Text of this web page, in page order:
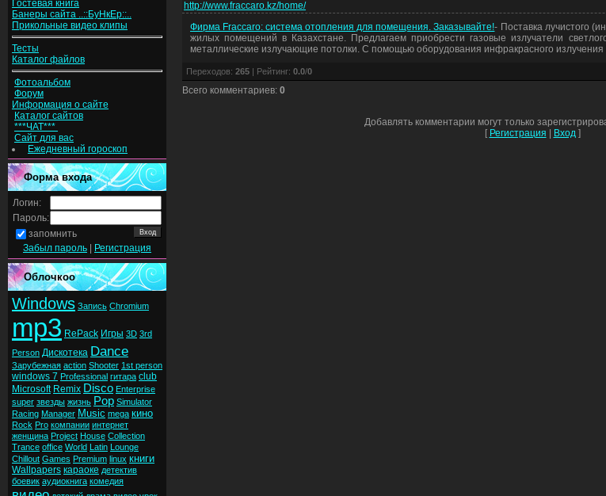
Гостевая книга
Банеры сайта ..::БуНкЕр::..
Прикольные видео клипы
Тесты
Каталог файлов
Фотоальбом
Форум
Информация о сайте
Каталог сайтов
***ЧАТ***
Сайт для вас
Ежедневный гороскоп
Форма входа
Логин:
Пароль:
запомнить
Забыл пароль
Регистрация
Облочкоо
Windows Запись Chromium
mp3 RePack Игры 3D 3rd
Person Дискотека Dance
Зарубежная action Shooter 1st person
windows 7 Professional гитара club
Microsoft Remix Disco Enterprise
super звезды жизнь Pop Simulator
Racing Manager Music mega кино
Rock Pro компании интернет
женщина Project House Collection
Trance office World Latin Lounge
Chillout Games Premium linux книги
Wallpapers караоке детектив
боевик аудиокнига комедия
http://www.fraccaro.kz/home/
Фирма Fraccaro: система отопления для помещения. Заказывайте!- Поставка лучистого
жилых помещений в Казахстане. Предлагаем приобрести газовые излучатели
металлические излучающие потолки. С помощью оборудования инфракрасного
Переходов: 265 | Рейтинг: 0.0/0
Всего комментариев: 0
Добавлять комментарии могут только
[ Регистрация | Вход ]